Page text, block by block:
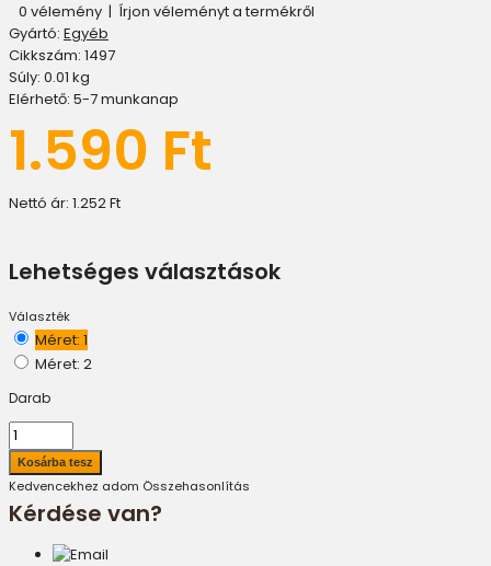
0 vélemény | Írjon véleményt a termékről
Gyártó: Egyéb
Cikkszám: 1497
Súly: 0.01 kg
Elérhető: 5-7 munkanap
1.590 Ft
Nettó ár: 1.252 Ft
Lehetséges választások
Választék
Méret: 1
Méret: 2
Darab
Kedvencekhez adom Összehasonlítás
Kérdése van?